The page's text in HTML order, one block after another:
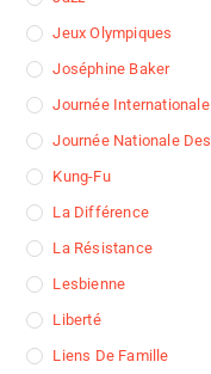
Jeux Olympiques
Joséphine Baker
Journée
Journée Nationale
Kung-Fu
La Différence
La Résistance
Lesbienne
Liberté
Liens De Famille